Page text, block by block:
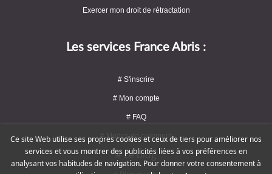
Exercer mon droit de rétractation
Les services France Abris :
# S'inscrire
# Mon compte
# FAQ
# Modes de paiement
# Le blog
Ce site Web utilise ses propres cookies et ceux de tiers pour améliorer nos
services et vous montrer des publicités liées à vos préférences en
analysant vos habitudes de navigation. Pour donner votre consentement à